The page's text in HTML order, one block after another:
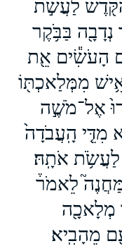
לַעֲשֹׂ֣ת
נְדָבָ֖ה בַּבֹּ֥קֶר
הָעֹשִׂ֕ים אֵ֖ת
מִמְּלַאכְתּ֖וֹ
אֶל־מֹשֶׁ֣ה
מִדֵּ֤י הָֽעֲבֹדָה֙
אֹתָֽהּ׃
לֵאמֹר֒
מְלָאכָ֖ה
מֵהָבִֽיא׃